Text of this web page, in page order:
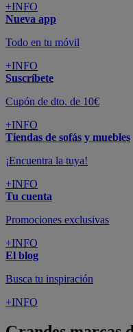
+INFO
Nueva app
Todo en tu móvil
+INFO
Suscríbete
Cupón de dto. de 10€
+INFO
Tiendas de sofás y muebles
¡Encuentra la tuya!
+INFO
Tu cuenta
Promociones exclusivas
+INFO
El blog
Busca tu inspiración
+INFO